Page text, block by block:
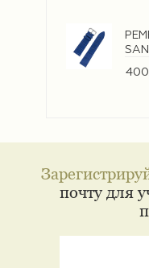
почту для